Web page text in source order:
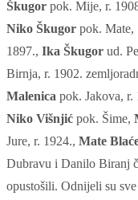
Škugorpok. Mije, r.
Niko Škugorpok. Mate,
1897., Ika Škugorud.
Birnja, r. 1902.
Malenica pok. Jakova, r.
Niko Višnjićpok. Šime,
Jure, r. 1924., Mate
Dubravu i Danilo Biranj
opustošili. Odnijeli su